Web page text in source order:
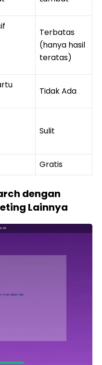
Terbatas
(hanya hasil
teratas)
Tidak Ada
Sulit
Gratis
dengan
Lainnya